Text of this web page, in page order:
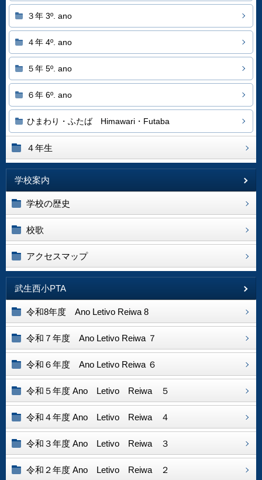
３年 3º. ano
４年 4º. ano
５年 5º. ano
６年 6º. ano
ひまわり・ふたば Himawari・Futaba
４年生
学校案内
学校の歴史
校歌
アクセスマップ
武生西小PTA
令和8年度 Ano Letivo Reiwa 8
令和７年度 Ano Letivo Reiwa ７
令和６年度 Ano Letivo Reiwa ６
令和５年度 Ano Letivo Reiwa ５
令和４年度 Ano Letivo Reiwa ４
令和３年度 Ano Letivo Reiwa ３
令和２年度 Ano Letivo Reiwa ２